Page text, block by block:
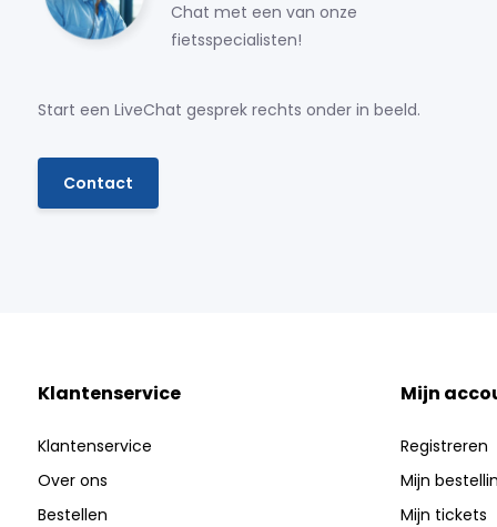
Chat met een van onze
fietsspecialisten!
Start een LiveChat gesprek rechts onder in beeld.
Contact
Klantenservice
Klantenservice
Over ons
Bestellen
Mijn
Registreren
Mijn
Mijn tickets